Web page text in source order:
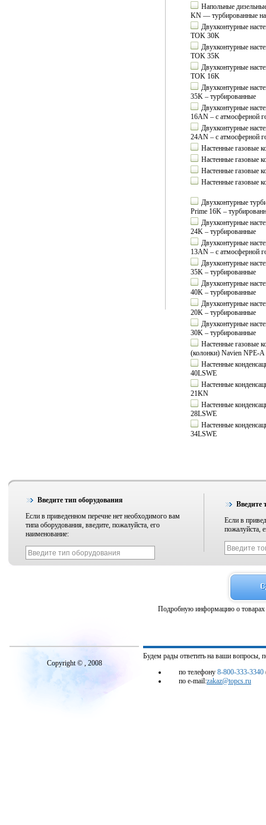
Напольные
KN — турбированные на
Двухконтурные
TOK 30K
Двухконтурные
TOK 35K
Двухконтурные
TOK 16K
Двухконтурные
35K – турбированные
Двухконтурные
16AN – с атмосферной
Двухконтурные
24AN – с атмосферной
Настенные газовые
Настенные газовые
Настенные газовые
Настенные газовые
Двухконтурные
Prime 16K –
Двухконтурные
24K – турбированные
Двухконтурные
13AN – с атмосферной
Двухконтурные
35K – турбированные
Двухконтурные
40K – турбированные
Двухконтурные
20K – турбированные
Двухконтурные
30K – турбированные
Настенные газовые
(колонки) Navien NPE-
Настенные
40LSWE
Настенные
21KN
Настенные
28LSWE
Настенные
34LSWE
Введите тип оборудования
Если в приведенном перечне нет необходимого вам
типа оборудования, введите, пожалуйста, его
наименование:
Введите
Если в
пожалуйста,
Подробную информацию о товарах
Copyright © , 2008
Будем рады ответить на ваши вопросы,
по телефону 8-800-333-3340
по e-mail:zakaz@topcs.ru